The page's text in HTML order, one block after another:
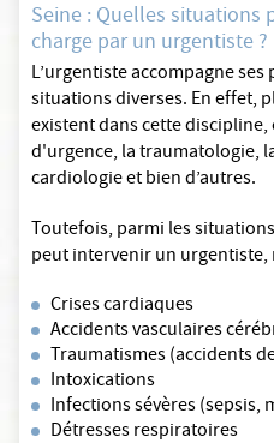
Seine : Quelles situations
charge par un urgentiste ?
L’urgentiste accompagne
situations diverses. En effet,
existent dans cette
d'urgence, la traumatologie,
cardiologie et bien d’autres.
Toutefois, parmi les
peut intervenir un
Crises cardiaques
Accidents vasculaires
Traumatismes (accidents
Intoxications
Infections sévères (sepsis,
Détresses respiratoires